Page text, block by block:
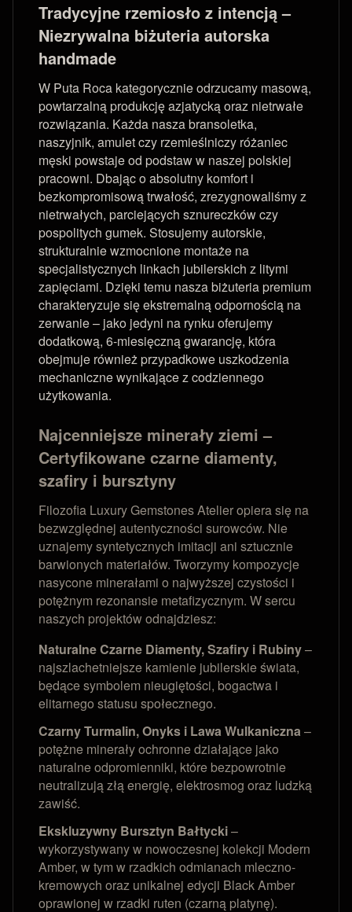
Tradycyjne rzemiosło z intencją –
Niezrywalna biżuteria autorska
handmade
W Puta Roca kategorycznie odrzucamy masową,
powtarzalną produkcję azjatycką oraz nietrwałe
rozwiązania. Każda nasza bransoletka,
naszyjnik, amulet czy rzemieślniczy różaniec
męski powstaje od podstaw w naszej polskiej
pracowni. Dbając o absolutny komfort i
bezkompromisową trwałość, zrezygnowaliśmy z
nietrwałych, parciejących sznureczków czy
pospolitych gumek. Stosujemy autorskie,
strukturalnie wzmocnione montaże na
specjalistycznych linkach jubilerskich z litymi
zapięciami. Dzięki temu nasza biżuteria premium
charakteryzuje się ekstremalną odpornością na
zerwanie – jako jedyni na rynku oferujemy
dodatkową, 6-miesięczną gwarancję, która
obejmuje również przypadkowe uszkodzenia
mechaniczne wynikające z codziennego
użytkowania.
Najcenniejsze minerały ziemi –
Certyfikowane czarne diamenty,
szafiry i bursztyny
Filozofia Luxury Gemstones Atelier opiera się na
bezwzględnej autentyczności surowców. Nie
uznajemy syntetycznych imitacji ani sztucznie
barwionych materiałów. Tworzymy kompozycje
nasycone minerałami o najwyższej czystości i
potężnym rezonansie metafizycznym. W sercu
naszych projektów odnajdziesz:
Naturalne Czarne Diamenty, Szafiry i Rubiny–
najszlachetniejsze kamienie jubilerskie świata,
będące symbolem nieugiętości, bogactwa i
elitarnego statusu społecznego.
Czarny Turmalin, Onyks i Lawa Wulkaniczna–
potężne minerały ochronne działające jako
naturalne odpromienniki, które bezpowrotnie
neutralizują złą energię, elektrosmog oraz ludzką
zawiść.
Ekskluzywny Bursztyn Bałtycki–
wykorzystywany w nowoczesnej kolekcji Modern
Amber, w tym w rzadkich odmianach mleczno-
kremowych oraz unikalnej edycji Black Amber
oprawionej w rzadki ruten (czarną platynę).